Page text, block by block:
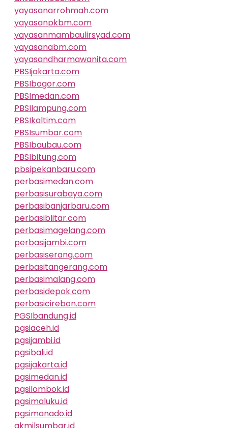
yayasanarrohmah.com
yayasanpkbm.com
yayasanmambaulirsyad.com
yayasanabm.com
yayasandharmawanita.com
PBSIjakarta.com
PBSIbogor.com
PBSImedan.com
PBSIlampung.com
PBSIkaltim.com
PBSIsumbar.com
PBSIbaubau.com
PBSIbitung.com
pbsipekanbaru.com
perbasimedan.com
perbasisurabaya.com
perbasibanjarbaru.com
perbasiblitar.com
perbasimagelang.com
perbasijambi.com
perbasiserang.com
perbasitangerang.com
perbasimalang.com
perbasidepok.com
perbasicirebon.com
PGSIbandung.id
pgsiaceh.id
pgsijambi.id
pgsibali.id
pgsijakarta.id
pgsimedan.id
pgsilombok.id
pgsimaluku.id
pgsimanado.id